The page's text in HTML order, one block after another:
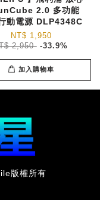
2.0 多功能
動電源 DLP4348C
NT$ 1,950
2,950 -33.9%
加入購物車
版權所有